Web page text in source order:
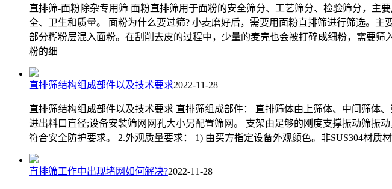
直排筛-面粉除杂专用筛 面粉直排筛用于面粉的安全筛分、工艺筛分、检验筛分，主
全、卫生和质量。 面粉为什么要过筛? 小麦磨好后，需要用面粉直排筛进行筛选。
部分糊粉层混入面粉。在刮削去皮的过程中，少量的麦壳也会被打碎成细粉，需要
粉的细
直排筛结构组成部件以及技术要求2022-11-28
直排筛结构组成部件以及技术要求 直排筛组成部件： 直排筛体由上筛体、中间筛体
进出料口直径;设备安装筛网网孔大小另配置筛网。 支架由足够的刚度支撑振动筛振
符合安全防护要求。 2.外观质量要求： 1) 由买方指定设备外观颜色。非SUS304材
直排筛工作中出现堵网如何解决?2022-11-28